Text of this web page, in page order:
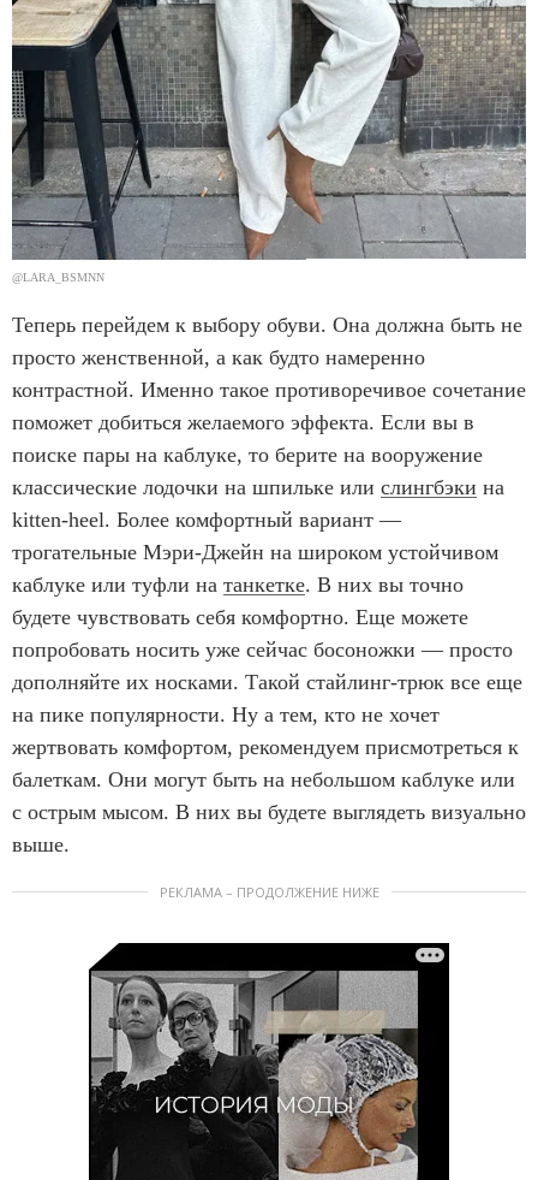
@LARA_BSMNN
Теперь перейдем к выбору обуви. Она должна быть не
просто женственной, а как будто намеренно
контрастной. Именно такое противоречивое сочетание
поможет добиться желаемого эффекта. Если вы в
поиске пары на каблуке, то берите на вооружение
классические лодочки на шпильке или слингбэки на
kitten-heel. Более комфортный вариант —
трогательные Мэри-Джейн на широком устойчивом
каблуке или туфли на танкетке. В них вы точно
будете чувствовать себя комфортно. Еще можете
попробовать носить уже сейчас босоножки — просто
дополняйте их носками. Такой стайлинг-трюк все еще
на пике популярности. Ну а тем, кто не хочет
жертвовать комфортом, рекомендуем присмотреться к
балеткам. Они могут быть на небольшом каблуке или
с острым мысом. В них вы будете выглядеть визуально
выше.
РЕКЛАМА – ПРОДОЛЖЕНИЕ НИЖЕ